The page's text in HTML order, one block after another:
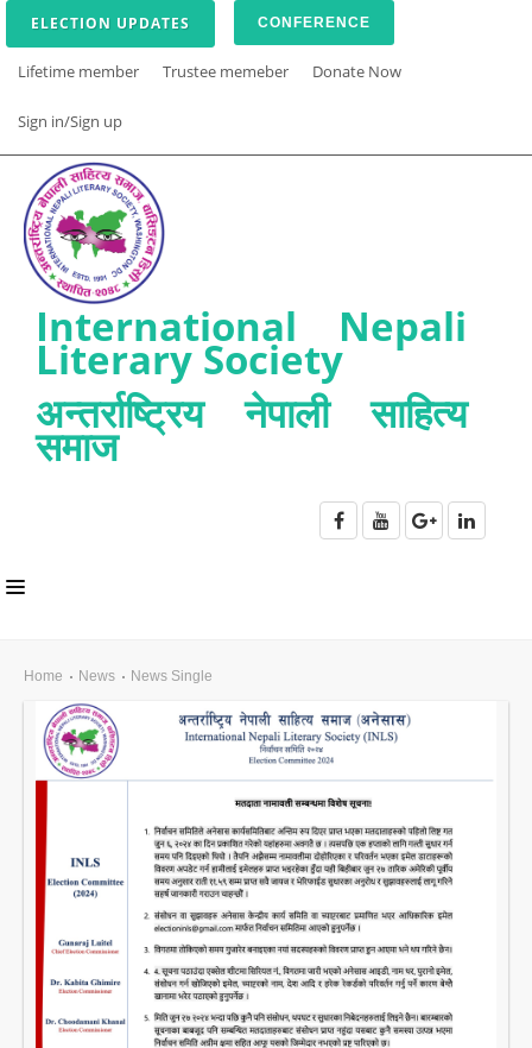
ELECTION UPDATES CONFERENCE
Lifetime member Trustee memeber Donate Now
Sign in/Sign up
International Nepali
Literary Society
अन्तर्राष्ट्रिय नेपाली साहित्य
समाज
ABOUT US
INLS CHAPTER
EVENTS
NEWS
PUBLICATIONS
AWARDS
GALLERY
Home News News Single